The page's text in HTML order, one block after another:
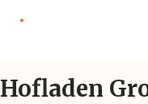
Hofladen